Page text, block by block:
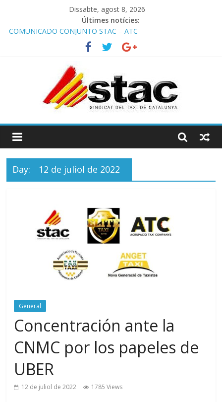
Dissabte, agost 8, 2026
Últimes notícies:
COMUNICADO CONJUNTO STAC – ATC
Comunicado STAC/ ATC de la reunión con los Mossos d
‘Esquadra del aeropuerto de Barcelona.
Programa de Radio TAXI LIBRE 29.07.2026 en COOLTURA FM.
STAC/ATC SOLICITAN TAULA TÈCNICA PARA MEJORAR LA
OPERATIVA DE ENTRADA EN EL PUERTO DE BARCELONA.
Programa de Radio TAXI LIBRE 22.07.2026 en COOLTURA FM.
Day: 12 de juliol de 2022
General
Concentración ante la
CNMC por los papeles de
UBER
12 de juliol de 2022 1785 Views